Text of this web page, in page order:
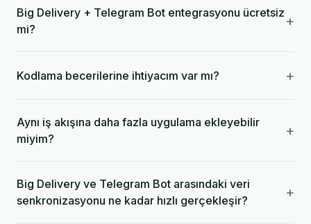
Big Delivery + Telegram Bot entegrasyonu ücretsiz
mi?
+
Kodlama becerilerine ihtiyacım var mı? +
Aynı iş akışına daha fazla uygulama ekleyebilir
miyim?
+
Big Delivery ve Telegram Bot arasındaki veri
senkronizasyonu ne kadar hızlı gerçekleşir?
+